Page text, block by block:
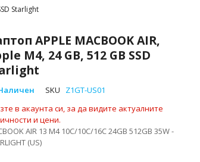
Starlight
APPLE MACBOOK AIR,
M4, 24 GB, 512 GB SSD
SKU
Z1GT-US01
в акаунта си, за да видите актуалните
и цени.
AIR 13 M4 10C/10C/16C 24GB 512GB 35W -
(US)